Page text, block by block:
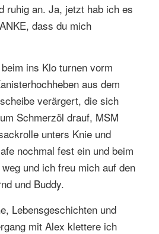
ruhig an. Ja, jetzt hab ich es
dass du mich
ins Klo turnen vorm
aus dem
verärgert, die sich
Schmerzöl drauf, MSM
unters Knie und
nochmal fest ein und beim
und ich freu mich auf den
und Buddy.
Lebensgeschichten und
mit Alex klettere ich